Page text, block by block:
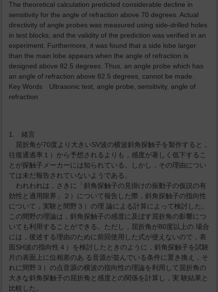
The theoretical calculation predicted considerable decline in
sensitivity for the angle of refraction above 70 degrees. Actual
directivity of angle probes was measured using side-drilled holes
in test blocks, and the validity of the prediction was verified in an
experiment. Furthermore, it was found that a side lobe larger
than the main lobe appears when the angle of refraction is
designed above 82.5 degrees. Thus, an angle probe which has
an angle of refraction above 82.5 degrees, cannot be made.
Key Words Ultrasonic test, angle probe, sensitivity, angle of
refraction
1. 緒言
屈折角が70度より大きいSV波の横波斜角探触子を製作すると，
往復通過率１）から予想されるよりも，感度が著しく低下するこ
とが探触子メーカーには知られている。しかし，その理由につい
ては未だ報告されていないようである。
われわれは，さきに「斜角探触子の見掛けの振動子の仮説の有
効性と適用限界」２）について報告した際，斜角探触子の指向性
について，実験と間野３）の理 論による計算によって検討した。
この間野の理論は，斜角探触子の感度に及ぼす屈折角の影響につ
いても利用することができる。ただし，屈折角が80度以上の 場合
には，後述する理由のために前回使用した式が使えないので，表
面SH波の指向性４）を検討したときのように，斜角探触子を試験
片の表面上に位相差のあ る音源が並んでいる条件に置き換え，そ
れに間野３）の点音源の横波の指向性の理論を利用して屈折角の
大きな斜角探触子の屈折角と感度との関係を計算し，実 験結果と
比較した。